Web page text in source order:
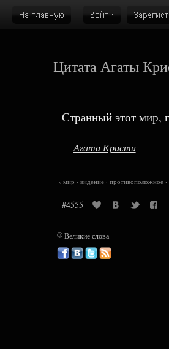
Цитата Агаты
Странный этот мир,
Агата Кристи
‹ мир ·видение ·противоположное ·
#4555
©Великие слова